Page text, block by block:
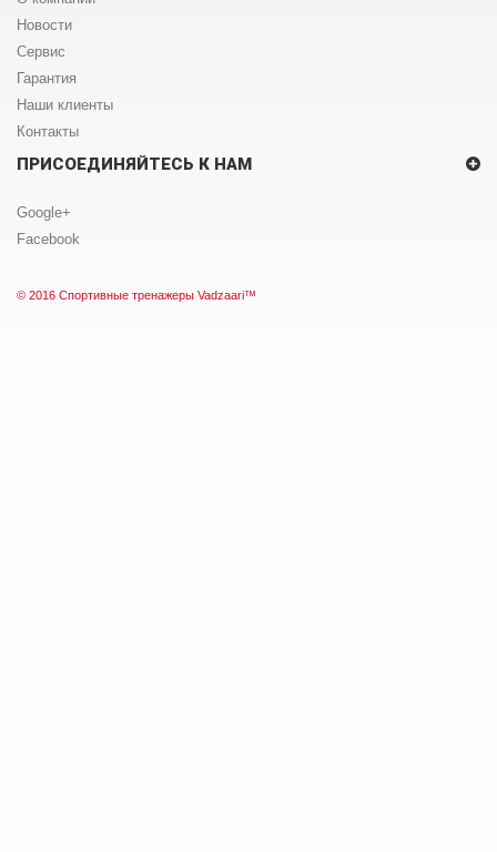
Новости
Сервис
Гарантия
Наши клиенты
Контакты
© 2016 Спортивные тренажеры Vadzaari™
ПРИСОЕДИНЯЙТЕСЬ К НАМ
Google+
Facebook